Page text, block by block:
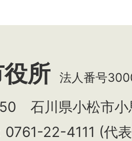
所 法人番号
石川県小松市小
0761-22-4111 (代